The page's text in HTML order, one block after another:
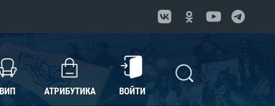
ВИП АТРИБУТИКА ВОЙТИ